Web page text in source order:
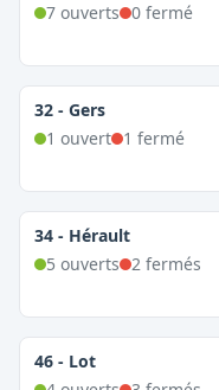
7ouverts 0fermé
32 - Gers
1 ouvert 1 fermé
34 - Hérault
5 ouverts 2fermés
46 - Lot